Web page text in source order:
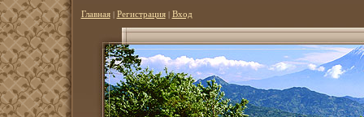
Главная| Регистрация| Вход